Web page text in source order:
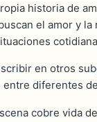
historia de
el amor y la
en otros
diferentes
cobre vida